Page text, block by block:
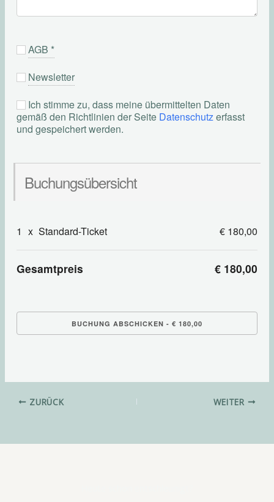
AGB *
Newsletter
Ich stimme zu, dass meine übermittelten Daten
gemäß den Richtlinien der Seite Datenschutzerfasst
und gespeichert werden.
Buchungsübersicht
1 x Standard-Ticket € 180,00
Gesamtpreis € 180,00
ZURÜCK WEITER